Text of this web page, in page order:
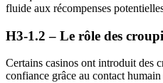
fluide aux récompenses
H3‑1.2 – Le rôle des
Certains casinos ont introduit des
confiance grâce au contact